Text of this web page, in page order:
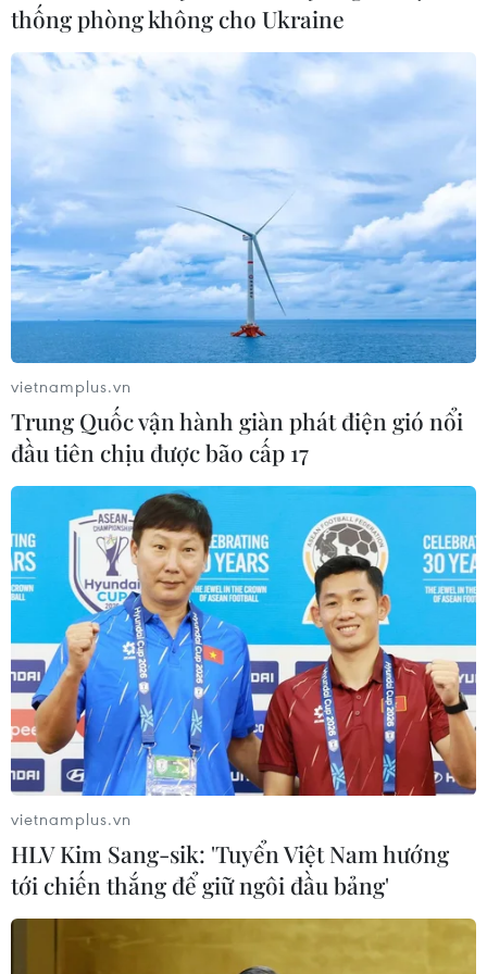
thống phòng không cho Ukraine
vietnamplus.vn
Trung Quốc vận hành giàn phát điện gió nổi
đầu tiên chịu được bão cấp 17
vietnamplus.vn
HLV Kim Sang-sik: 'Tuyển Việt Nam hướng
tới chiến thắng để giữ ngôi đầu bảng'